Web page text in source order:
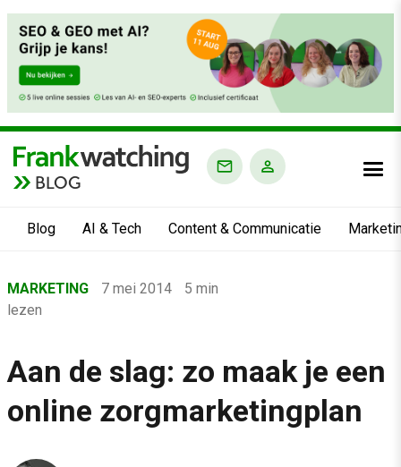
BLOG
Blog AI & Tech Content & Communicatie
›
Marketing
›
MARKETING 7 mei 2014
5 min
lezen
Aan de slag: zo maak je een
online zorgmarketingplan